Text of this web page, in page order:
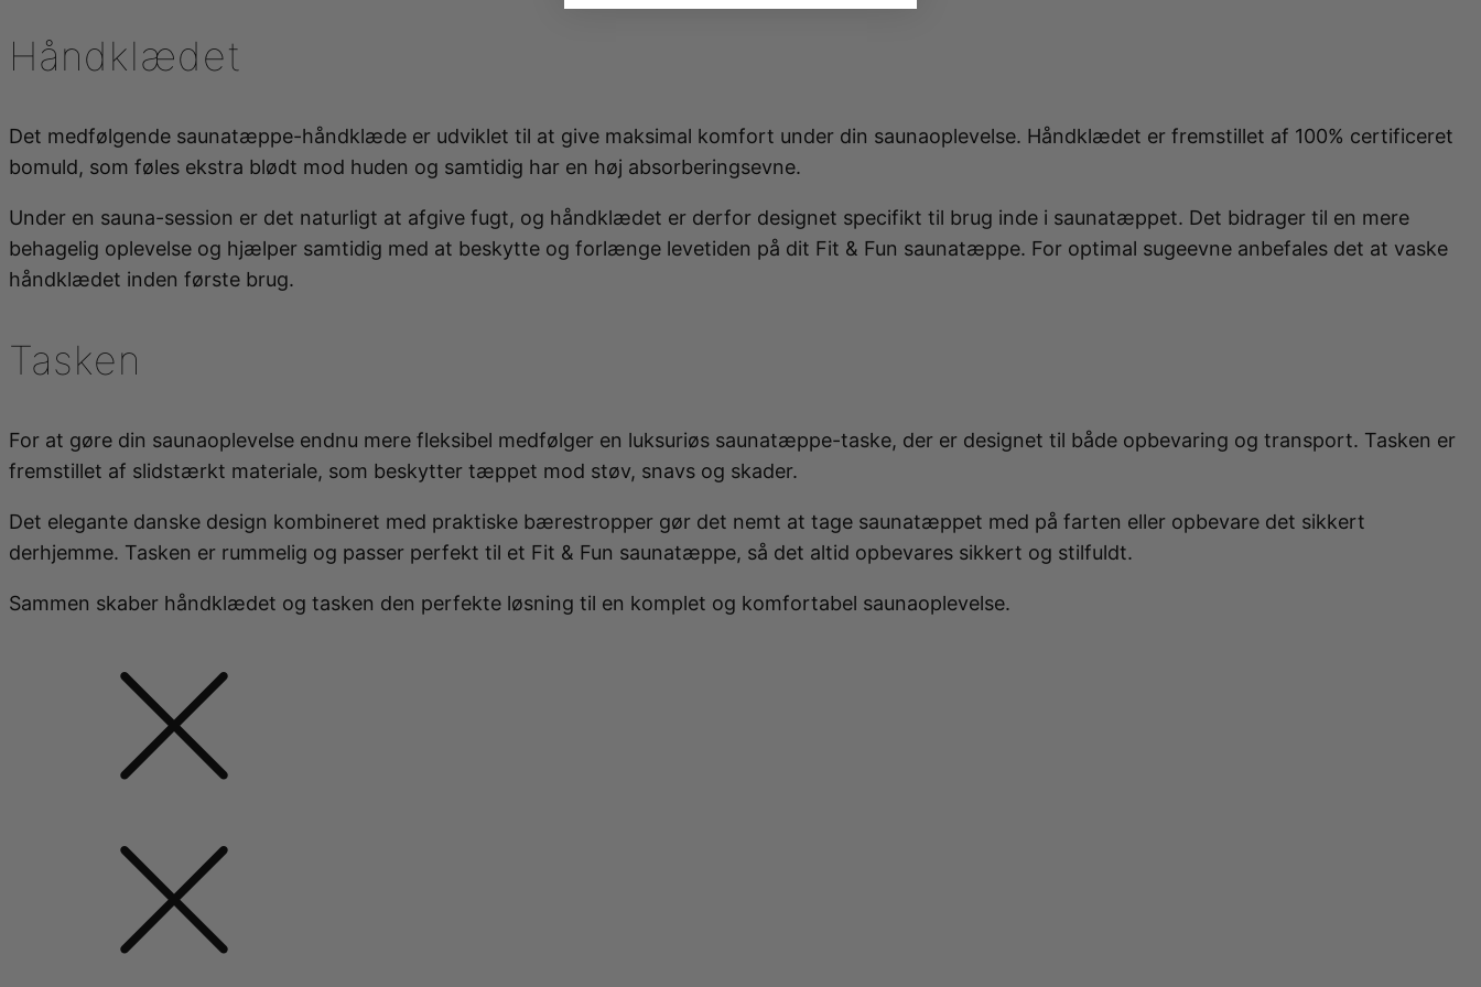
Kvalitetsprodukter til afslapning af krop og sind. Her finder du saunatæpper og infrarød varme til bl.a. detox og muskelafspænding, PEMF-terapi der
spændinger, øge blodcirkulationen og forbedre din restitution.
DeLuxe 3 zoner - Infrarødt saunatæppe
Håndklædet
Det medfølgende saunatæppe-håndklæde er udviklet til at give maksimal komfort under din saunaoplevelse. Håndklædet er fremstillet af 100% certificeret
bomuld, som føles ekstra blødt mod huden og samtidig har en høj absorberingsevne.
Under en sauna-session er det naturligt at afgive fugt, og håndklædet er derfor designet specifikt til brug inde i saunatæppet. Det bidrager til en mere
behagelig oplevelse og hjælper samtidig med at beskytte og forlænge levetiden på dit Fit & Fun saunatæppe. For optimal sugeevne anbefales det at vaske
håndklædet inden første brug.
Tasken
For at gøre din saunaoplevelse endnu mere fleksibel medfølger en luksuriøs saunatæppe-taske, der er designet til både opbevaring og transport. Tasken er
fremstillet af slidstærkt materiale, som beskytter tæppet mod støv, snavs og skader.
Det elegante danske design kombineret med praktiske bærestropper gør det nemt at tage saunatæppet med på farten eller opbevare det sikkert
derhjemme. Tasken er rummelig og passer perfekt til et Fit & Fun saunatæppe, så det altid opbevares sikkert og stilfuldt.
Sammen skaber håndklædet og tasken den perfekte løsning til en komplet og komfortabel saunaoplevelse.